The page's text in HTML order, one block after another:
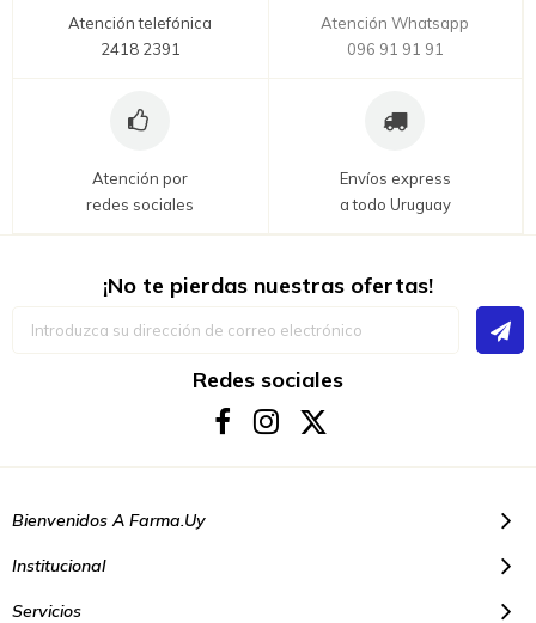
Atención telefónica
2418 2391
Atención Whatsapp
096 91 91 91
Atención por
redes sociales
Envíos express
a todo Uruguay
¡No te pierdas nuestras ofertas!
Redes sociales
Bienvenidos A Farma.uy
Institucional
Servicios